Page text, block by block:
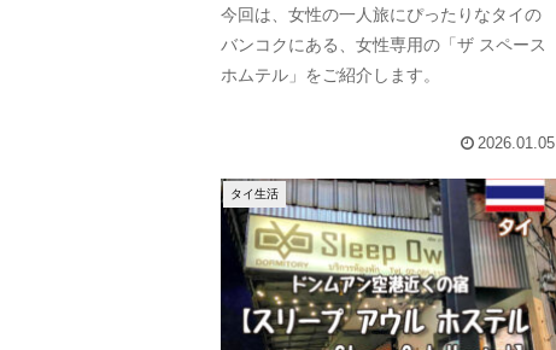
今回は、女性の一人旅にぴったりなタイの
バンコクにある、女性専用の「ザ スペース
ホムテル」をご紹介します。
2026.01.05
タイ生活